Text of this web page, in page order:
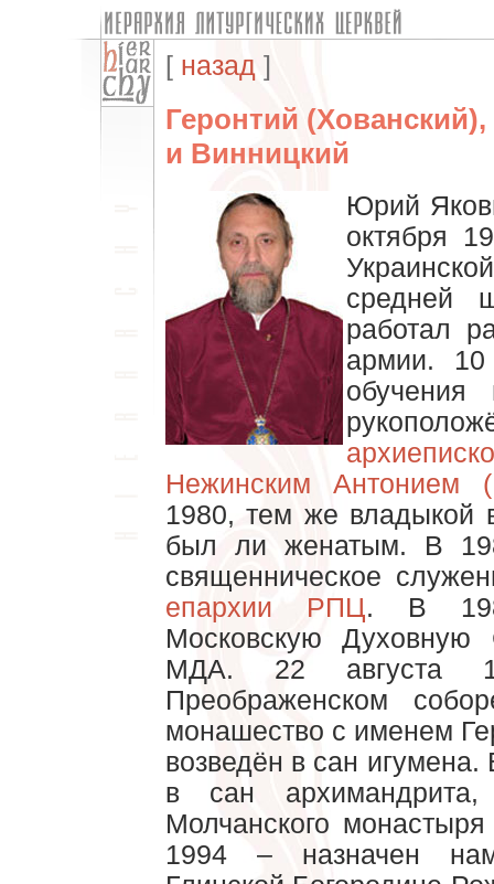
[ назад ]
Геронтий
и Винницкий
Юрий
октября
средней
работал
армии.
обучения
Нежинским Антонием
1980, тем же владыкой
был ли женатым. В
священническое
епархии РПЦ. В
Московскую
МДА. 22 августа
Преображенском
монашество с именем
возведён в сан
в сан архимандрита,
Молчанского
1994 – назначен